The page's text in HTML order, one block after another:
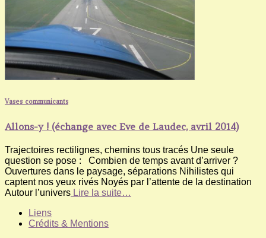
Vases communicants
Allons-y ! (échange avec Eve de Laudec, avril 2014)
Trajectoires rectilignes, chemins tous tracés Une seule
question se pose : Combien de temps avant d’arriver ?
Ouvertures dans le paysage, séparations Nihilistes qui
captent nos yeux rivés Noyés par l’attente de la destination
Autour l’univers Lire la suite…
Liens
Crédits & Mentions